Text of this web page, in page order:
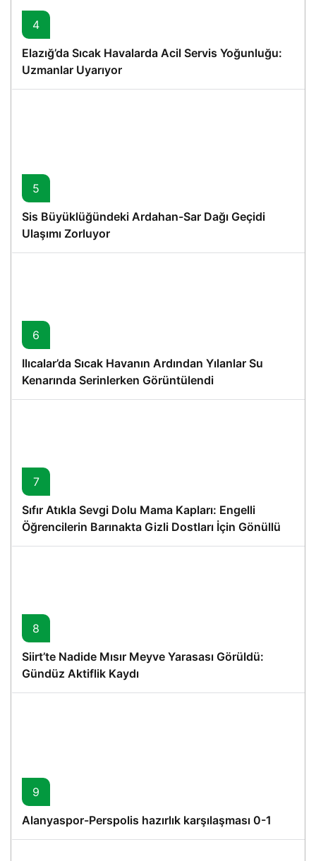
4
Elazığ’da Sıcak Havalarda Acil Servis Yoğunluğu:
Uzmanlar Uyarıyor
5
Sis Büyüklüğündeki Ardahan-Sar Dağı Geçidi
Ulaşımı Zorluyor
6
Ilıcalar’da Sıcak Havanın Ardından Yılanlar Su
Kenarında Serinlerken Görüntülendi
7
Sıfır Atıkla Sevgi Dolu Mama Kapları: Engelli
Öğrencilerin Barınakta Gizli Dostları İçin Gönüllü
Proje
8
Siirt’te Nadide Mısır Meyve Yarasası Görüldü:
Gündüz Aktiflik Kaydı
9
Alanyaspor-Perspolis hazırlık karşılaşması 0-1